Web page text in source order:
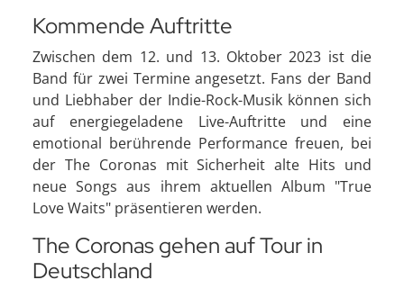
Kommende Auftritte
Zwischen dem 12. und 13. Oktober 2023 ist die
Band für zwei Termine angesetzt. Fans der Band
und Liebhaber der Indie-Rock-Musik können sich
auf energiegeladene Live-Auftritte und eine
emotional berührende Performance freuen, bei
der The Coronas mit Sicherheit alte Hits und
neue Songs aus ihrem aktuellen Album "True
Love Waits" präsentieren werden.
The Coronas gehen auf Tour in
Deutschland